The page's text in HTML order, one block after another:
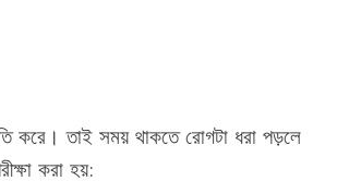
করে। তাই সময় থাকতে রোগটা ধরা পড়লে
করা হয়: